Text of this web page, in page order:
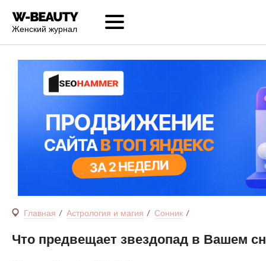
Женский журнал
Главная Астрология и магия Сонник
Что предвещает звездопад в Вашем